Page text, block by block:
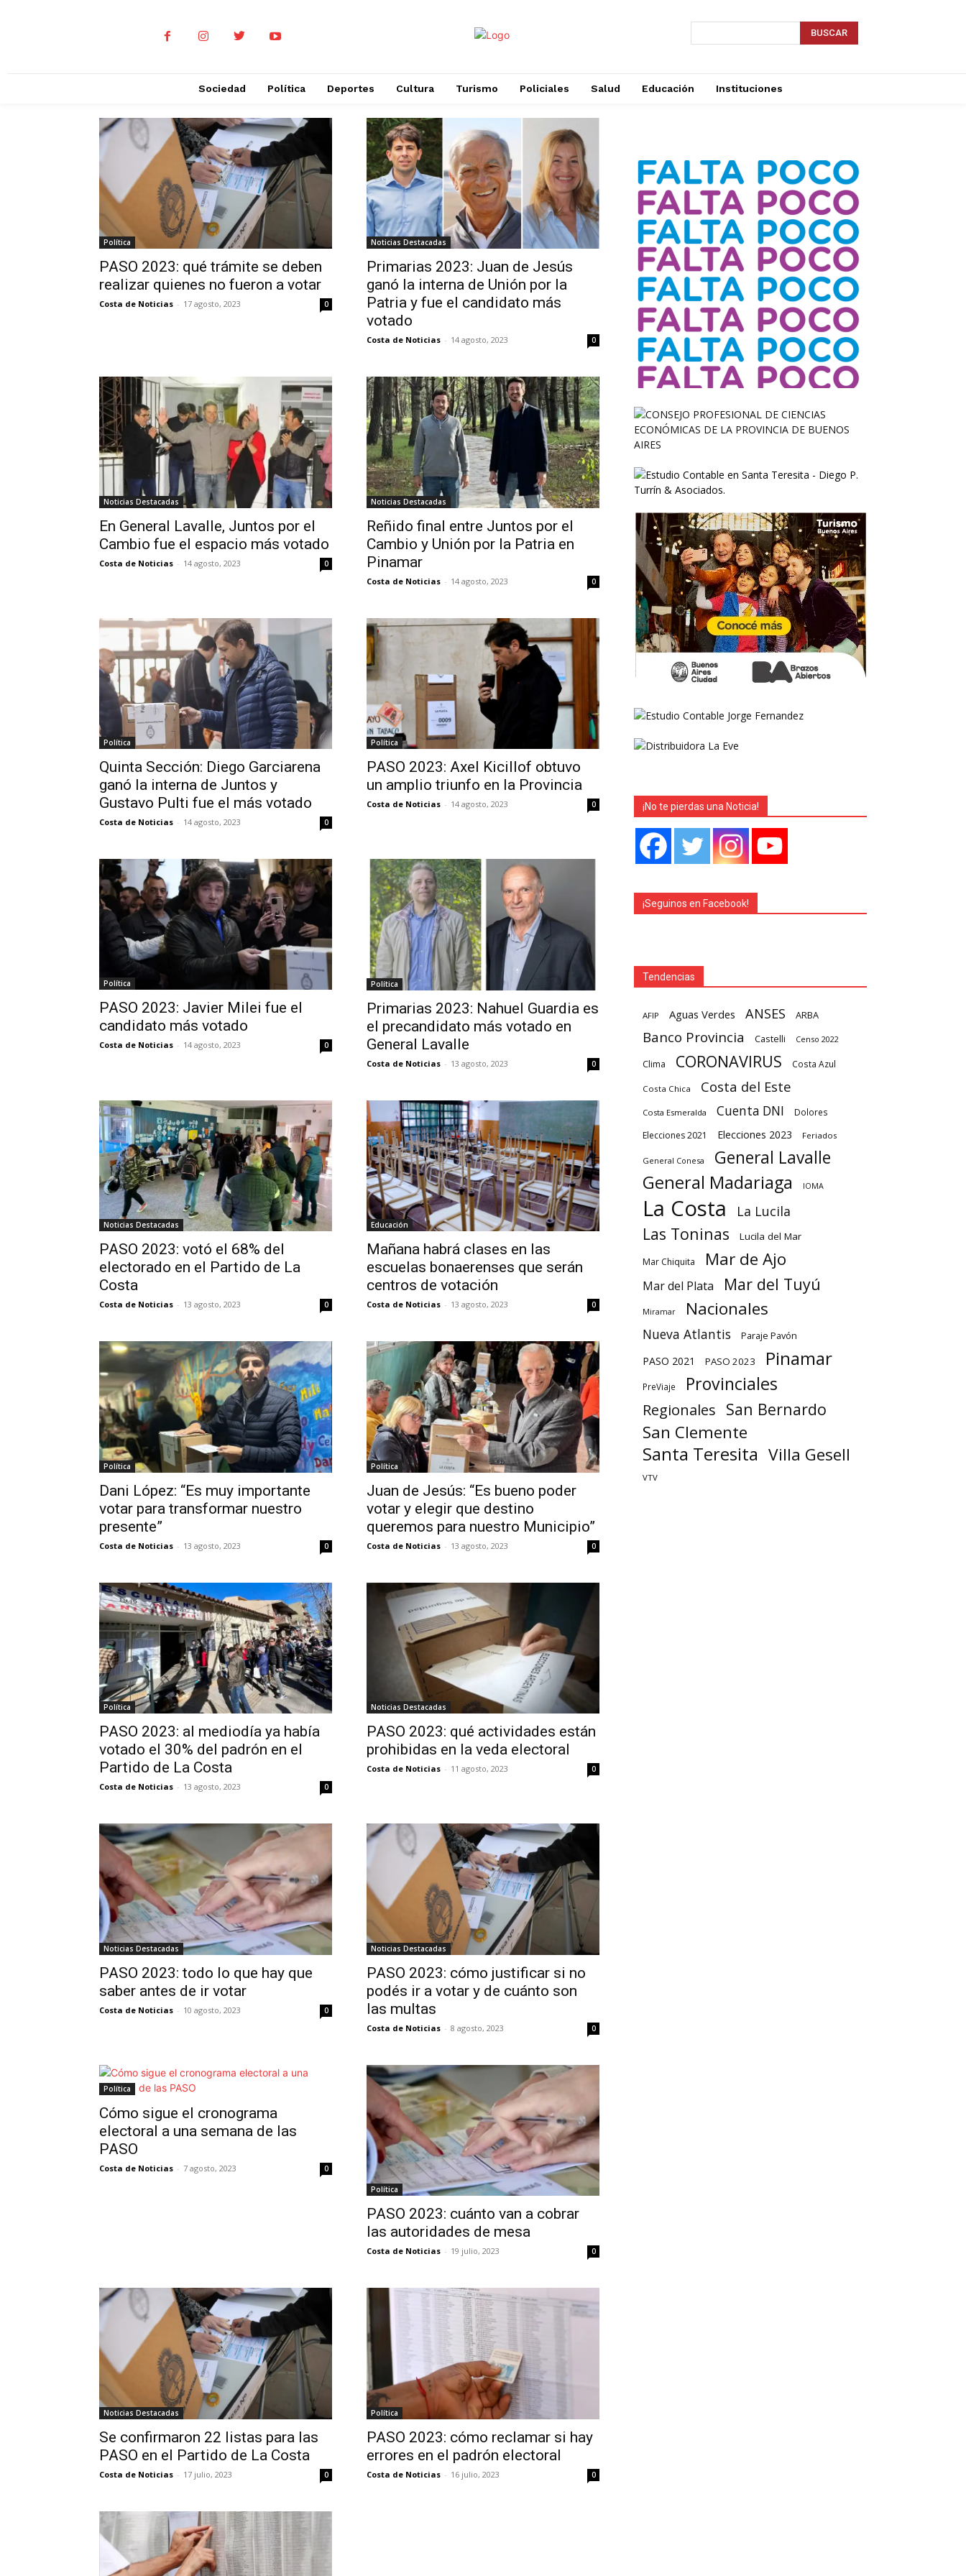
BUSCAR
Sociedad Política Deportes Cultura Turismo Policiales Salud Educación Instituciones
Política
PASO 2023: qué trámite se deben
realizar quienes no fueron a votar
Costa de Noticias - 17 agosto, 2023 0
Noticias Destacadas
Primarias 2023: Juan de Jesús
ganó la interna de Unión por la
Patria y fue el candidato más
votado
Costa de Noticias - 14 agosto, 2023 0
Noticias Destacadas
En General Lavalle, Juntos por el
Cambio fue el espacio más votado
Costa de Noticias - 14 agosto, 2023 0
Noticias Destacadas
Reñido final entre Juntos por el
Cambio y Unión por la Patria en
Pinamar
Costa de Noticias - 14 agosto, 2023 0
Política
Quinta Sección: Diego Garciarena
ganó la interna de Juntos y
Gustavo Pulti fue el más votado
Costa de Noticias - 14 agosto, 2023 0
Política
PASO 2023: Axel Kicillof obtuvo
un amplio triunfo en la Provincia
Costa de Noticias - 14 agosto, 2023 0
Política
PASO 2023: Javier Milei fue el
candidato más votado
Costa de Noticias - 14 agosto, 2023 0
Política
Primarias 2023: Nahuel Guardia es
el precandidato más votado en
General Lavalle
Costa de Noticias - 13 agosto, 2023 0
Noticias Destacadas
PASO 2023: votó el 68% del
electorado en el Partido de La
Costa
Costa de Noticias - 13 agosto, 2023 0
Educación
Mañana habrá clases en las
escuelas bonaerenses que serán
centros de votación
Costa de Noticias - 13 agosto, 2023 0
Política
Dani López: “Es muy importante
votar para transformar nuestro
presente”
Costa de Noticias - 13 agosto, 2023 0
Política
Juan de Jesús: “Es bueno poder
votar y elegir que destino
queremos para nuestro Municipio”
Costa de Noticias - 13 agosto, 2023 0
Política
PASO 2023: al mediodía ya había
votado el 30% del padrón en el
Partido de La Costa
Costa de Noticias - 13 agosto, 2023 0
Noticias Destacadas
PASO 2023: qué actividades están
prohibidas en la veda electoral
Costa de Noticias - 11 agosto, 2023 0
Noticias Destacadas
PASO 2023: todo lo que hay que
saber antes de ir votar
Costa de Noticias - 10 agosto, 2023 0
Noticias Destacadas
PASO 2023: cómo justificar si no
podés ir a votar y de cuánto son
las multas
Costa de Noticias - 8 agosto, 2023 0
Política
Cómo sigue el cronograma
electoral a una semana de las
PASO
Costa de Noticias - 7 agosto, 2023 0
Política
PASO 2023: cuánto van a cobrar
las autoridades de mesa
Costa de Noticias - 19 julio, 2023 0
Noticias Destacadas
Se confirmaron 22 listas para las
PASO en el Partido de La Costa
Costa de Noticias - 17 julio, 2023 0
Política
PASO 2023: cómo reclamar si hay
errores en el padrón electoral
Costa de Noticias - 16 julio, 2023 0
¡No te pierdas una Noticia!
¡Seguinos en Facebook!
Tendencias
AFIP Aguas Verdes ANSES ARBA
Banco Provincia Castelli Censo 2022
Clima CORONAVIRUS Costa Azul
Costa Chica Costa del Este
Costa Esmeralda Cuenta DNI Dolores
Elecciones 2021 Elecciones 2023 Feriados
General Conesa General Lavalle
General Madariaga IOMA
La Costa La Lucila
Las Toninas Lucila del Mar
Mar Chiquita Mar de Ajo
Mar del Plata Mar del Tuyú
Miramar Nacionales
Nueva Atlantis Paraje Pavón
PASO 2021 PASO 2023 Pinamar
PreViaje Provinciales
Regionales San Bernardo
San Clemente
Santa Teresita Villa Gesell
VTV